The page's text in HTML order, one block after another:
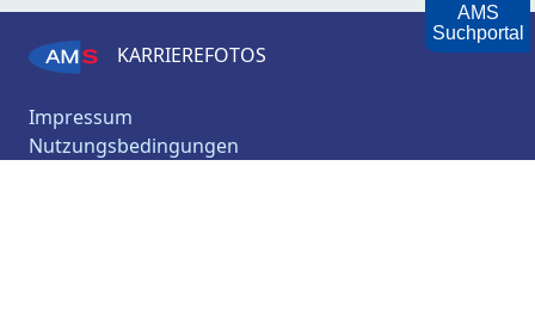
KARRIEREFOTOS
Impressum
Nutzungsbedingungen
AMS
Suchportal